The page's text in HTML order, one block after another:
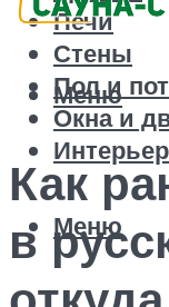
Печи
Стены
Пол и
Окна и
Интерьер
Меню
Меню
Как
в